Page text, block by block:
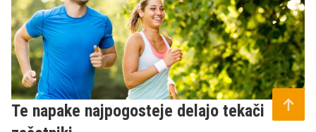
Te napake najpogosteje delajo tekači